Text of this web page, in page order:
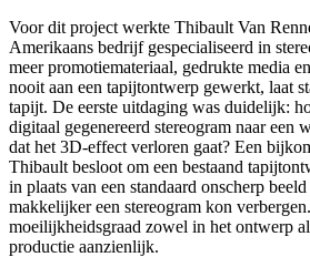
Voor dit project werkte Thibault Van
Amerikaans bedrijf gespecialiseerd in
meer promotiemateriaal, gedrukte media
nooit aan een tapijtontwerp gewerkt, laat
tapijt. De eerste uitdaging was duidelijk:
digitaal gegenereerd stereogram naar een
dat het 3D-effect verloren gaat? Een
Thibault besloot om een bestaand
in plaats van een standaard onscherp
makkelijker een stereogram kon
moeilijkheidsgraad zowel in het ontwerp
productie aanzienlijk.